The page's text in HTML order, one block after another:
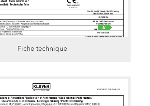
Fiche technique